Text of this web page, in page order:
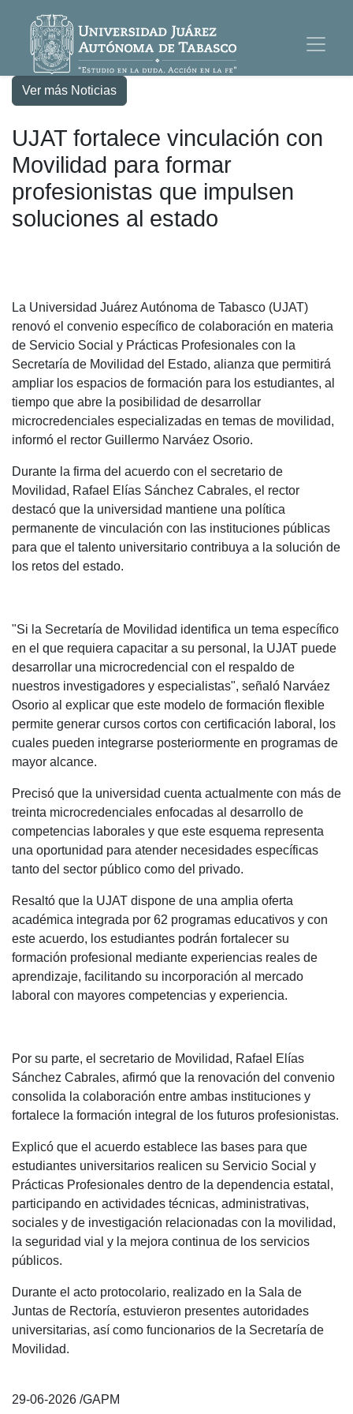
Ver más Noticias
UJAT fortalece vinculación con
Movilidad para formar
profesionistas que impulsen
soluciones al estado
La Universidad Juárez Autónoma de Tabasco (UJAT)
renovó el convenio específico de colaboración en materia
de Servicio Social y Prácticas Profesionales con la
Secretaría de Movilidad del Estado, alianza que permitirá
ampliar los espacios de formación para los estudiantes, al
tiempo que abre la posibilidad de desarrollar
microcredenciales especializadas en temas de movilidad,
informó el rector Guillermo Narváez Osorio.
Durante la firma del acuerdo con el secretario de
Movilidad, Rafael Elías Sánchez Cabrales, el rector
destacó que la universidad mantiene una política
permanente de vinculación con las instituciones públicas
para que el talento universitario contribuya a la solución de
los retos del estado.
"Si la Secretaría de Movilidad identifica un tema específico
en el que requiera capacitar a su personal, la UJAT puede
desarrollar una microcredencial con el respaldo de
nuestros investigadores y especialistas", señaló Narváez
Osorio al explicar que este modelo de formación flexible
permite generar cursos cortos con certificación laboral, los
cuales pueden integrarse posteriormente en programas de
mayor alcance.
Precisó que la universidad cuenta actualmente con más de
treinta microcredenciales enfocadas al desarrollo de
competencias laborales y que este esquema representa
una oportunidad para atender necesidades específicas
tanto del sector público como del privado.
Resaltó que la UJAT dispone de una amplia oferta
académica integrada por 62 programas educativos y con
este acuerdo, los estudiantes podrán fortalecer su
formación profesional mediante experiencias reales de
aprendizaje, facilitando su incorporación al mercado
laboral con mayores competencias y experiencia.
Por su parte, el secretario de Movilidad, Rafael Elías
Sánchez Cabrales, afirmó que la renovación del convenio
consolida la colaboración entre ambas instituciones y
fortalece la formación integral de los futuros profesionistas.
Explicó que el acuerdo establece las bases para que
estudiantes universitarios realicen su Servicio Social y
Prácticas Profesionales dentro de la dependencia estatal,
participando en actividades técnicas, administrativas,
sociales y de investigación relacionadas con la movilidad,
la seguridad vial y la mejora continua de los servicios
públicos.
Durante el acto protocolario, realizado en la Sala de
Juntas de Rectoría, estuvieron presentes autoridades
universitarias, así como funcionarios de la Secretaría de
Movilidad.
29-06-2026 /GAPM